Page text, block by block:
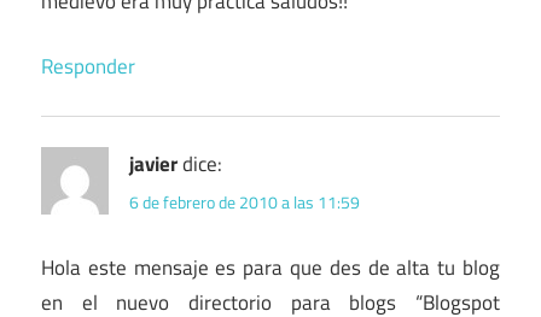
Responder
javierdice:
6 de febrero de 2010 a las 11:59
Hola este mensaje es para que des de alta tu blog
en el nuevo directorio para blogs “Blogspot